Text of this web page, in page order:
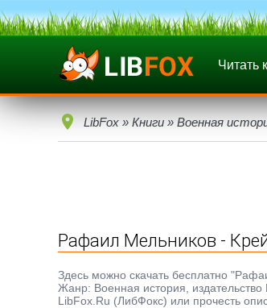
Читать
LibFox » Книги » Военная
Рафаил Мельников -
Здесь можно скачать бесплатно
Жанр: Военная история, издательство
LibFox.Ru (ЛибФокс) или прочесть